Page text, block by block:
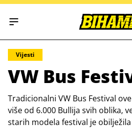
Open main menu
Vijesti
VW Bus
Tradicionalni VW Bus Festival
više od 6.000 Bullija svih oblika,
starih modela festival je